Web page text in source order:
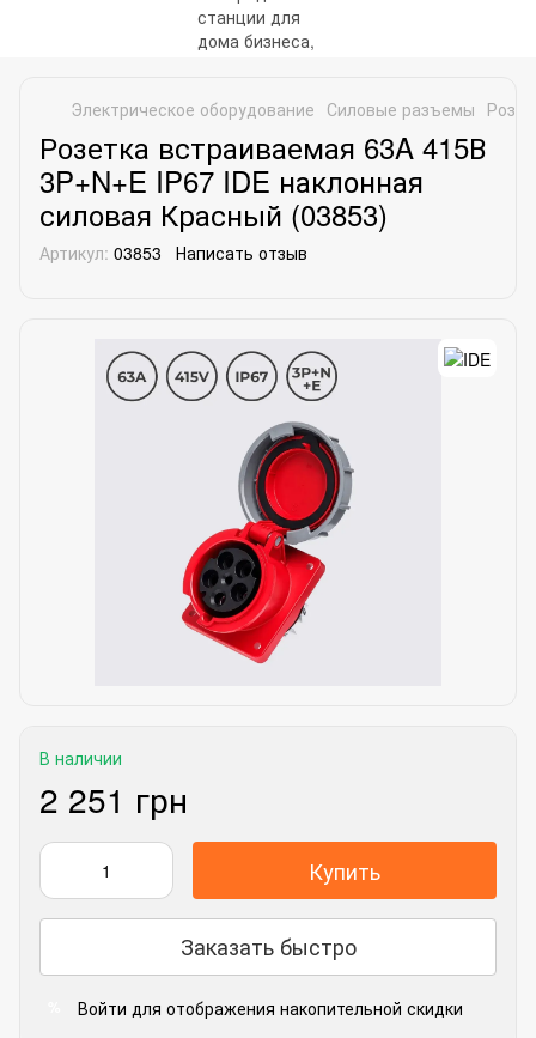
Электрическое оборудование Силовые разъемы
Розетка встраиваемая 63A 415В
3P+N+E IP67 IDE наклонная
силовая Красный (03853)
Артикул: 03853 Написать отзыв
В наличии
2 251 грн
Купить
Заказать быстро
Войти для отображения накопительной скидки